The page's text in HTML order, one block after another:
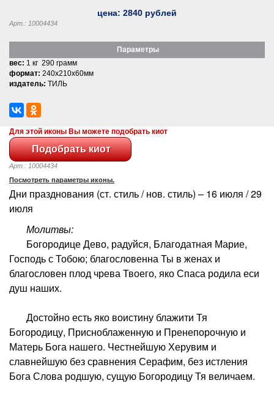
цена: 2840 рублей
Арт.: 10004434
Параметры
вес: 1 кг 290 грамм
формат: 240x210x60мм
издатель: ТИЛЬ
Для этой иконы Вы можете подобрать киот
Арт.: 10004434
Посмотреть параметры иконы.
Дни празднования (ст. стиль / нов. стиль) – 16 июля / 29
июля
Молитвы:
Богородице Дево, радуйся, Благодатная Марие,
Господь с Тобою; благословенна Ты в женах и
благословен плод чрева Твоего, яко Спаса родила еси
душ наших.
Достойно есть яко воистину блажити Тя
Богородицу, Присноблаженную и Пренепорочную и
Матерь Бога нашего. Честнейшую Херувим и
славнейшую без сравнения Серафим, без истления
Бога Слова родшую, сущую Богородицу Тя величаем.